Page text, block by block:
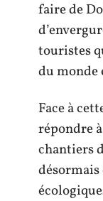
faire de
touristes
du monde
Face à
répondre
chantiers